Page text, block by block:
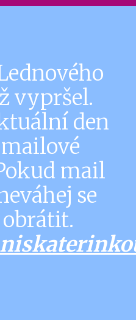
vypršel.
den
mail
se